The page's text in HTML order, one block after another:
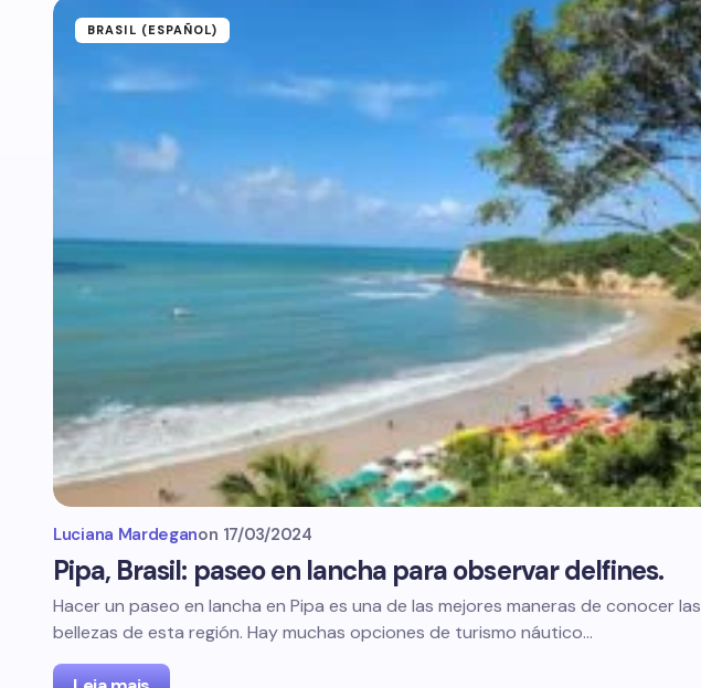
BRASIL (ESPAÑOL)
Luciana Mardeganon 17/03/2024
Pipa, Brasil: paseo en lancha para observar delfines.
Hacer un paseo en lancha en Pipa es una de las mejores maneras de conocer las
bellezas de esta región. Hay muchas opciones de turismo náutico…